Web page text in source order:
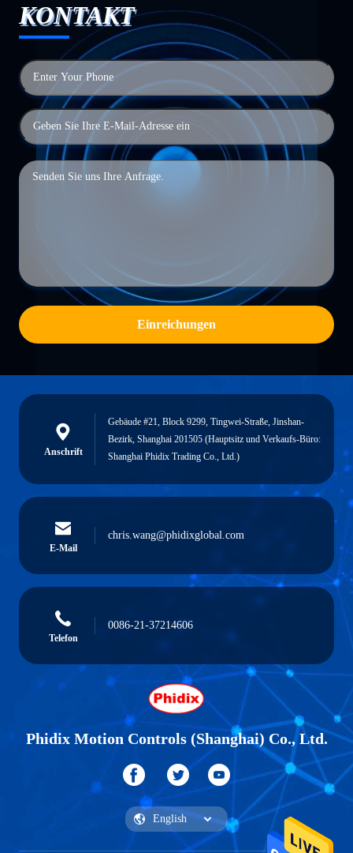
KONTAKT
Einreichungen
Anschrift
Gebäude #21, Block 9299, Tingwei-Straße, Jinshan-
Bezirk, Shanghai 201505 (Hauptsitz und Verkaufs-Büro:
Shanghai Phidix Trading Co., Ltd.)
E-Mail
chris.wang@phidixglobal.com
Telefon
0086-21-37214606
Phidix Motion Controls (Shanghai) Co., Ltd.